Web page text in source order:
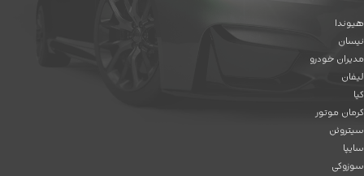
هیوندا
نیسان
مدیران خودرو
لیفان
کیا
کرمان موتور
سیتروئن
سایپا
سوزوکی